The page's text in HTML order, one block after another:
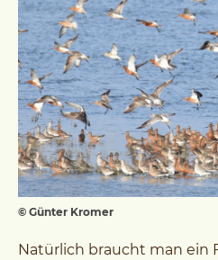
© Günter Kromer
Natürlich braucht man ein